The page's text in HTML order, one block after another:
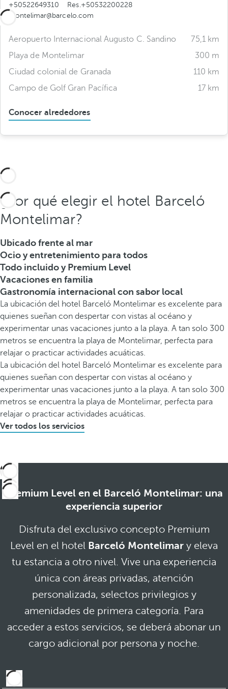
+50522649310
Res.+50532200228
montelimar@barcelo.com
Aeropuerto Internacional Augusto C. Sandino
75,1 km
Playa de Montelimar
300 m
Ciudad colonial de Granada
110 km
Campo de Golf Gran Pacífica
17 km
Conocer alrededores
¿Por qué elegir el hotel Barceló
Montelimar?
Ubicado frente al mar
Ocio y entretenimiento para todos
Todo incluido y Premium Level
Vacaciones en familia
Gastronomía internacional con sabor local
La ubicación del hotel Barceló Montelimar es excelente para
quienes sueñan con despertar con vistas al océano y
experimentar unas vacaciones junto a la playa. A tan solo 300
metros se encuentra la playa de Montelimar, perfecta para
relajar o practicar actividades acuáticas.
La ubicación del hotel Barceló Montelimar es excelente para
quienes sueñan con despertar con vistas al océano y
experimentar unas vacaciones junto a la playa. A tan solo 300
metros se encuentra la playa de Montelimar, perfecta para
relajar o practicar actividades acuáticas.
Ver todos los servicios
Premium Level en el Barceló Montelimar: una
experiencia superior
Disfruta del exclusivo concepto Premium
Level en el hotel Barceló Montelimar y eleva
tu estancia a otro nivel. Vive una experiencia
única con áreas privadas, atención
personalizada, selectos privilegios y
amenidades de primera categoría. Para
acceder a estos servicios, se deberá abonar un
cargo adicional por persona y noche.